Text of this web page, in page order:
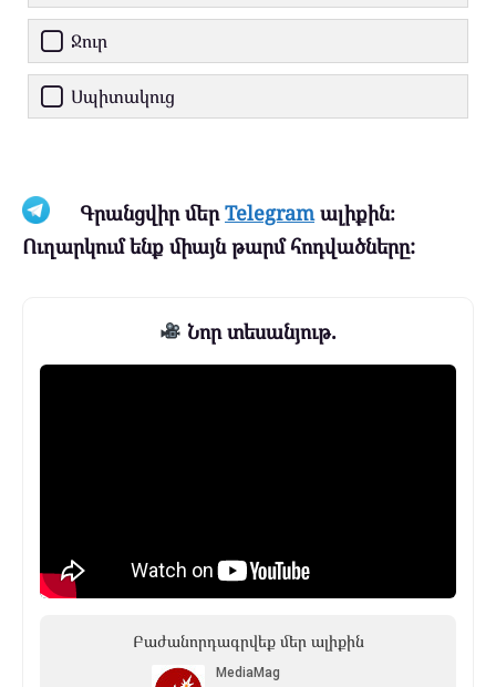
Ջուր
Սպիտակուց
Գրանցվիր մերTelegramալիքին։
Ուղարկում ենք միայն թարմ հոդվածները:
Նոր տեսանյութ.
Բաժանորդագրվեք մեր ալիքին